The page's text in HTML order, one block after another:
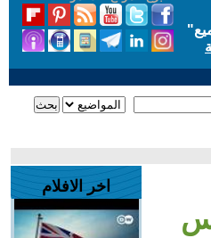
"
اخر الافلام